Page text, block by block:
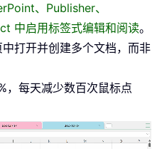
、Publisher、
中启用标签式编辑和阅读。
打开并创建多个文档，而非
，每天减少数百次鼠标点